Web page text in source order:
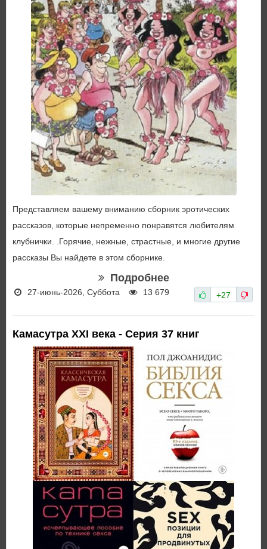
Представляем вашему вниманию сборник эротических
рассказов, которые непременно понравятся любителям
клубнички. .Горячие, нежные, страстные, и многие другие
рассказы Вы найдете в этом сборнике.
Подробнее
27-июнь-2026, Суббота 13 679 +27
Камасутра XXI века - Серия 37 книг